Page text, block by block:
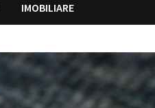
IMOBILIARE